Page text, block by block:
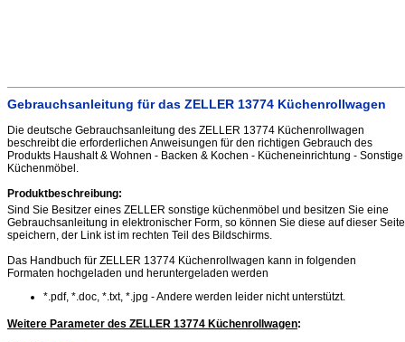
Gebrauchsanleitung für das ZELLER 13774 Küchenrollwagen
Die deutsche Gebrauchsanleitung des ZELLER 13774 Küchenrollwagen
beschreibt die erforderlichen Anweisungen für den richtigen Gebrauch des
Produkts Haushalt & Wohnen - Backen & Kochen - Kücheneinrichtung - Sonstige
Küchenmöbel.
Produktbeschreibung:
Sind Sie Besitzer eines ZELLER sonstige küchenmöbel und besitzen Sie eine
Gebrauchsanleitung in elektronischer Form, so können Sie diese auf dieser Seite
speichern, der Link ist im rechten Teil des Bildschirms.
Das Handbuch für ZELLER 13774 Küchenrollwagen kann in folgenden
Formaten hochgeladen und heruntergeladen werden
*.pdf, *.doc, *.txt, *.jpg - Andere werden leider nicht unterstützt.
Weitere Parameter des ZELLER 13774 Küchenrollwagen: